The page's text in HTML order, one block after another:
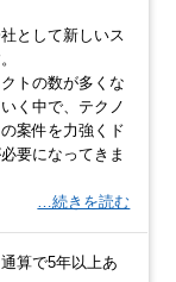
として新しいス
トの数が多くな
く中で、テクノ
案件を力強くド
要になってきま
…続きを読む
算で5年以上あ